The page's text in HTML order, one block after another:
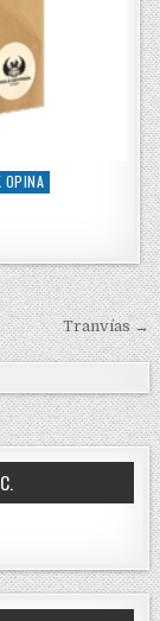
OPINA
Tranvías →